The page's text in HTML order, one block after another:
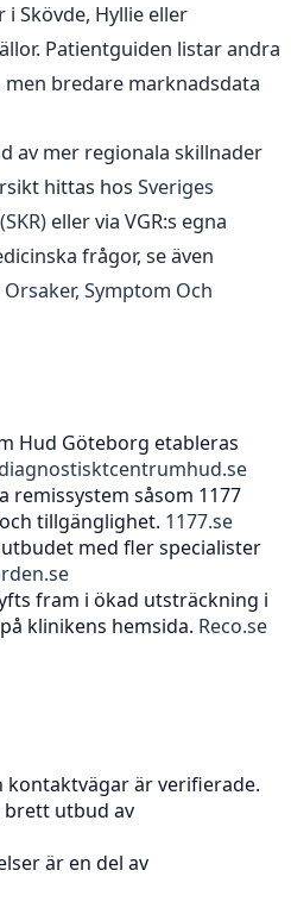
Skövde, Hyllie eller
Patientguiden listar andra
bredare marknadsdata
av mer regionala skillnader
hittas hos Sveriges
eller via VGR:s egna
frågor, se även
Symptom Och
Hud Göteborg etableras
remissystem såsom 1177
tillgänglighet. 1177.se
med fler specialister
fram i ökad utsträckning i
klinikens hemsida. Reco.se
kontaktvägar är verifierade.
utbud av
är en del av